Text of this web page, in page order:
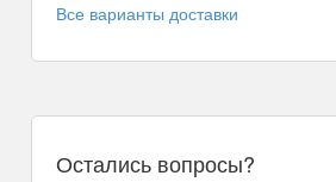
Все варианты доставки
Остались вопросы?